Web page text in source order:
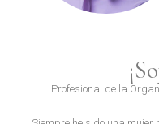
Profesional de la